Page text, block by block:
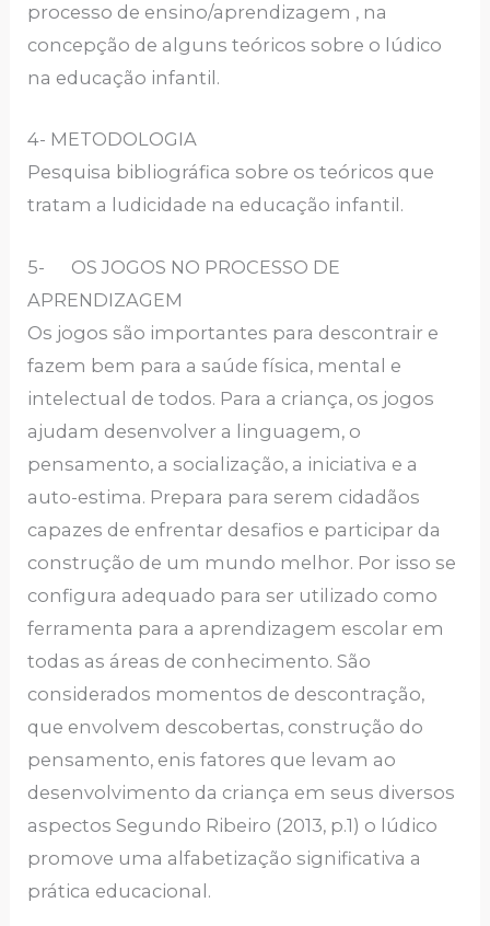
processo de ensino/aprendizagem , na
concepção de alguns teóricos sobre o lúdico
na educação infantil.
4- METODOLOGIA
Pesquisa bibliográfica sobre os teóricos que
tratam a ludicidade na educação infantil.
5- OS JOGOS NO PROCESSO DE
APRENDIZAGEM
Os jogos são importantes para descontrair e
fazem bem para a saúde física, mental e
intelectual de todos. Para a criança, os jogos
ajudam desenvolver a linguagem, o
pensamento, a socialização, a iniciativa e a
auto-estima. Prepara para serem cidadãos
capazes de enfrentar desafios e participar da
construção de um mundo melhor. Por isso se
configura adequado para ser utilizado como
ferramenta para a aprendizagem escolar em
todas as áreas de conhecimento. São
considerados momentos de descontração,
que envolvem descobertas, construção do
pensamento, enis fatores que levam ao
desenvolvimento da criança em seus diversos
aspectos Segundo Ribeiro (2013, p.1) o lúdico
promove uma alfabetização significativa a
prática educacional.